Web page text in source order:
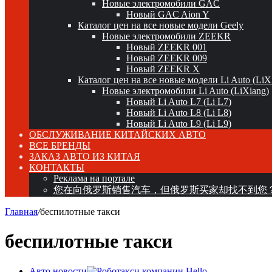
Новые электромобили GAC
Новый GAC Aion Y
Каталог цен на все новые модели Geely
Новые электромобили ZEEKR
Новый ZEEKR 001
Новый ZEEKR 009
Новый ZEEKR X
Каталог цен на все новые модели Li Auto
Новые электромобили Li Auto (LiXiang)
Новый Li Auto L7 (Li L7)
Новый Li Auto L8 (Li L8)
Новый Li Auto L9 (Li L9)
ОБСЛУЖИВАНИЕ КИТАЙСКИХ АВТО
ВСЕ БРЕНДЫ
ЗАКАЗ АВТО ИЗ КИТАЯ
КОНТАКТЫ
Реклама на портале
您在向俄罗斯销售汽车，但俄罗斯买家却找不到您
Главная/беспилотные такси
беспилотные такси